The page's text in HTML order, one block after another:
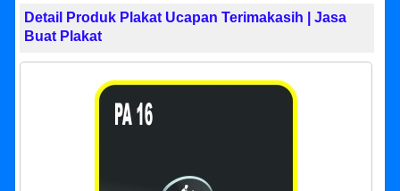
Detail Produk Plakat Ucapan Terimakasih | Jasa
Buat Plakat